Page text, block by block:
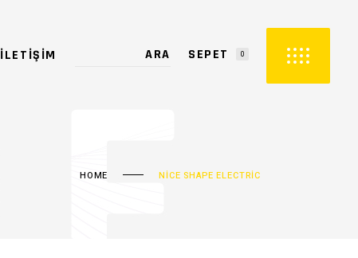
İLETIŞIM SEPET 0
HOME NICE SHAPE ELECTRIC